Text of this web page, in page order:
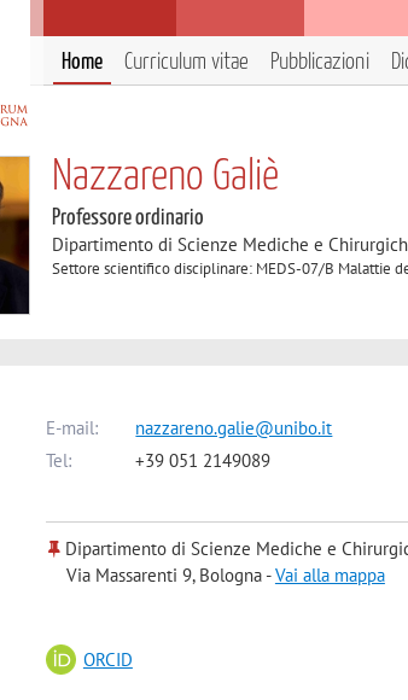
Home Curriculum vitae Pubblicazioni
Nazzareno Galiè
Professore ordinario
Dipartimento di Scienze Mediche e
Settore scientifico disciplinare: MEDS-07/B Malattie
E-mail:
nazzareno.galie@unibo.it
Tel:
+39 051 2149089
Dipartimento di Scienze Mediche e
Via Massarenti 9, Bologna -Vai alla mappa
ORCID